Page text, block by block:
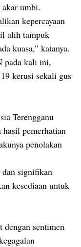
akar umbi.
kepercayaan
alih tampuk
kuasa,” katanya.
pada kali ini,
kerusi sekali gus
Terengganu
pemerhatian
penolakan
signifikan
kesediaan untuk
dengan sentimen